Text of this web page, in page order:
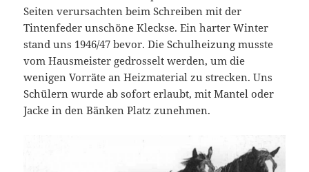
Seiten verursachten beim Schreiben mit der
Tintenfeder unschöne Kleckse. Ein harter Winter
stand uns 1946/47 bevor. Die Schulheizung musste
vom Hausmeister gedrosselt werden, um die
wenigen Vorräte an Heizmaterial zu strecken. Uns
Schülern wurde ab sofort erlaubt, mit Mantel oder
Jacke in den Bänken Platz zunehmen.